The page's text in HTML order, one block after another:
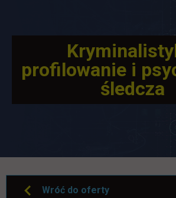
profilowanie i
śledcza
Wróć do oferty